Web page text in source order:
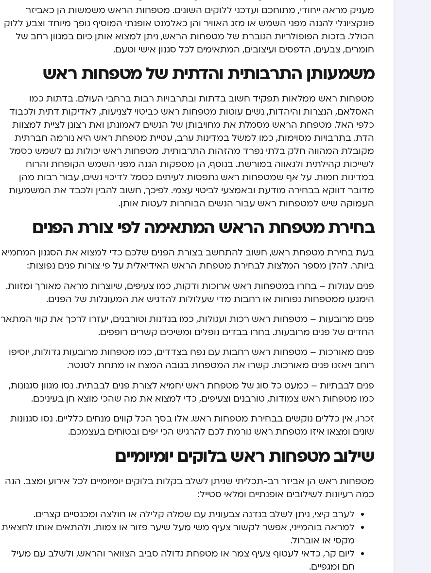
מעניק מראה ייחודי, מתוחכם ועדכני ללוקים השונים. מטפחות הראש משמשות הן כאביזר
פונקציונלי להגנה מפני השמש או מזג האוויר והן כאלמנט אופנתי המוסיף נופך מיוחד וצבע ללוק
הכולל. בזכות הפופולריות הגוברת של מטפחות הראש, ניתן למצוא אותן כיום במגוון רחב של
חומרים, צבעים, הדפסים ועיצובים, המתאימים לכל סגנון אישי וטעם.
משמעותן התרבותית והדתית של מטפחות ראש
מטפחות ראש ממלאות תפקיד חשוב בדתות ובתרבויות רבות ברחבי העולם. בדתות כמו
האסלאם, הנצרות והיהדות, נשים עוטות מטפחות ראש כביטוי לצניעות, לאדיקות דתית ולכבוד
כלפי האל. מטפחת הראש מסמלת את מחויבותן של הנשים לאמונתן ואת רצונן לציית למצוות
הדת. בתרבויות מסוימות, כמו למשל במדינות ערב, עטיית מטפחת ראש היא נורמה חברתית
מקובלת המהווה חלק בלתי נפרד מהזהות התרבותית. מטפחות ראש יכולות גם לשמש כסמל
לשייכות קהילתית ולגאווה במורשת. בנוסף, הן מספקות הגנה מפני השמש הקופחת והרוח
במדינות חמות. על אף שמטפחות ראש נתפסות לעיתים כסמל לדיכוי נשים, עבור רבות מהן
מדובר דווקא בבחירה מודעת ובאמצעי לביטוי עצמי. לפיכך, חשוב להבין ולכבד את המשמעות
העמוקה שיש למטפחות ראש עבור הנשים הבוחרות לעטות אותן.
בחירת מטפחת הראש המתאימה לפי צורת הפנים
בעת בחירת מטפחת ראש, חשוב להתחשב בצורת הפנים שלכם כדי למצוא את הסגנון המחמיא
ביותר. להלן מספר המלצות לבחירת מטפחת הראש האידיאלית על פי צורות פנים נפוצות:
פנים עגולות – בחרו במטפחות ראש ארוכות ודקות, כמו צעיפים, שיוצרות מראה מאורך ומזוות.
הימנעו ממטפחות נפוחות או רחבות מדי שעלולות להדגיש את המעוגלות של הפנים.
פנים מרובעות – מטפחות ראש רכות ועגולות, כמו בנדנות וטורבנים, יעזרו לרכך את קווי המתאר
החדים של פנים מרובעות. בחרו בבדים נופלים ומשיכים קשרים רופפים.
פנים מאורכות – מטפחות ראש רחבות עם נפח בצדדים, כמו מטפחות מרובעות גדולות, יוסיפו
רוחב ויאזנו פנים מאורכות. קשרו את המטפחת בגובה המצח או מתחת לסנטר.
פנים לבבתיות – כמעט כל סוג של מטפחת ראש יחמיא לצורת פנים לבבתית. נסו מגוון סגנונות,
כמו מטפחות ראש צמודות, טורבנים וצעיפים, כדי למצוא את מה שהכי מוצא חן בעיניכם.
זכרו, אין כללים נוקשים בבחירת מטפחות ראש. אלו בסך הכל קווים מנחים כלליים. נסו סגנונות
שונים ומצאו איזו מטפחת ראש גורמת לכם להרגיש הכי יפים ובטוחים בעצמכם.
שילוב מטפחות ראש בלוקים יומיומיים
מטפחות ראש הן אביזר רב-תכליתי שניתן לשלב בקלות בלוקים יומיומיים לכל אירוע ומצב. הנה
כמה רעיונות לשילובים אופנתיים ומלאי סטייל:
לערב קיצי, ניתן לשלב בנדנה צבעונית עם שמלה קלילה או חולצה ומכנסיים קצרים.
למראה בוהמייני, אפשר לקשור צעיף משי מעל שיער פזור או צמות, ולהתאים אותו לחצאית
מקסי או אוברול.
ליום קר, כדאי לעטוף צעיף צמר או מטפחת גדולה סביב הצוואר והראש, ולשלב עם מעיל
חם ומגפיים.